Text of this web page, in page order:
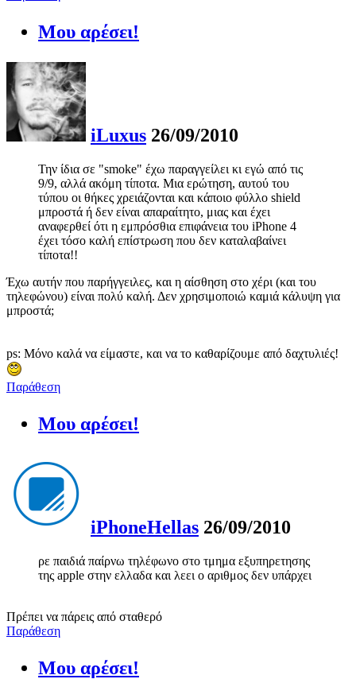
Μου αρέσει!
iLuxus 26/09/2010
Την ίδια σε "smoke" έχω παραγγείλει κι εγώ από τις
9/9, αλλά ακόμη τίποτα. Μια ερώτηση, αυτού του
τύπου οι θήκες χρειάζονται και κάποιο φύλλο shield
μπροστά ή δεν είναι απαραίτητο, μιας και έχει
αναφερθεί ότι η εμπρόσθια επιφάνεια του iPhone 4
έχει τόσο καλή επίστρωση που δεν καταλαβαίνει
τίποτα!!
Έχω αυτήν που παρήγγειλες, και η αίσθηση στο χέρι (και του
τηλεφώνου) είναι πολύ καλή. Δεν χρησιμοποιώ καμιά κάλυψη για
μπροστά;
ps: Μόνο καλά να είμαστε, και να το καθαρίζουμε από δαχτυλιές!
Παράθεση
Μου αρέσει!
iPhoneHellas 26/09/2010
ρε παιδιά παίρνω τηλέφωνο στο τμημα εξυπηρετησης
της apple στην ελλαδα και λεει ο αριθμος δεν υπάρχει
Πρέπει να πάρεις από σταθερό
Παράθεση
Μου αρέσει!